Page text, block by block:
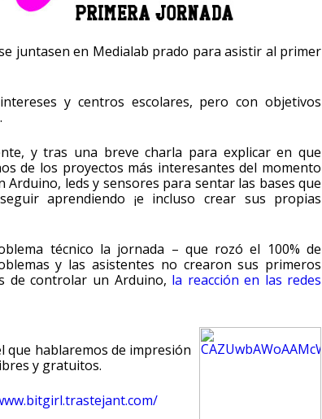
juntasen en Medialab prado para asistir al primer
y centros escolares, pero con objetivos
y tras una breve charla para explicar en que
de los proyectos más interesantes del momento
leds y sensores para sentar las bases que
aprendiendo ¡e incluso crear sus propias
técnico la jornada – que rozó el 100% de
y las asistentes no crearon sus primeros
de controlar un Arduino, la reacción en las redes
que hablaremos de impresión
y gratuitos.